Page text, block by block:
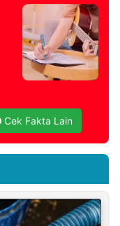
Cek Fakta Lain